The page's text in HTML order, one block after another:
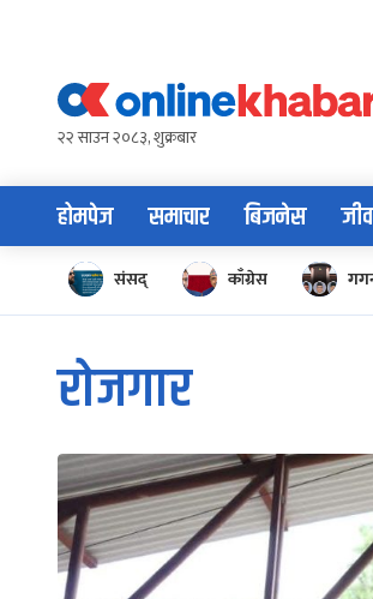
content२२ साउन २०८३, शुक्रबार
होमपेज समाचार बिजनेस
संसद् काँग्रेस
रोजगार